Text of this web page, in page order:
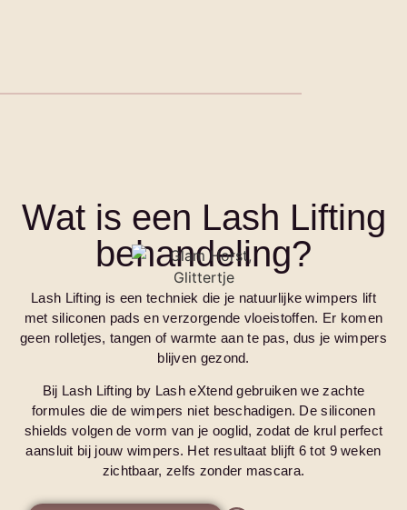
Wat is een Lash Lifting
behandeling?
Lash Lifting is een techniek die je natuurlijke wimpers lift
met siliconen pads en verzorgende vloeistoffen. Er komen
geen rolletjes, tangen of warmte aan te pas, dus je wimpers
blijven gezond.
Bij Lash Lifting by Lash eXtend gebruiken we zachte
formules die de wimpers niet beschadigen. De siliconen
shields volgen de vorm van je ooglid, zodat de krul perfect
aansluit bij jouw wimpers. Het resultaat blijft 6 tot 9 weken
zichtbaar, zelfs zonder mascara.